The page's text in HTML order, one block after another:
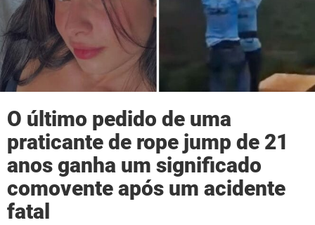
O último pedido de uma
praticante de rope jump de 21
anos ganha um significado
comovente após um acidente
fatal